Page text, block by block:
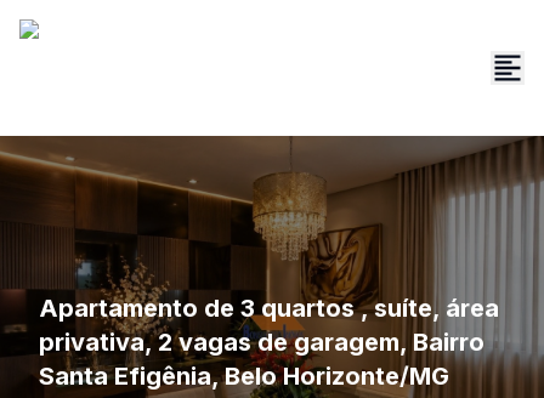
Apartamento de 3 quartos , suíte, área
privativa, 2 vagas de garagem, Bairro
Santa Efigênia, Belo Horizonte/MG